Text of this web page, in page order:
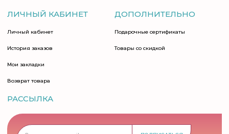
ЛИЧНЫЙ КАБИНЕТ
Личный кабинет
История заказов
Мои закладки
Возврат товара
ДОПОЛНИТЕЛЬНО
Подарочные сертификаты
Товары со скидкой
РАССЫЛКА